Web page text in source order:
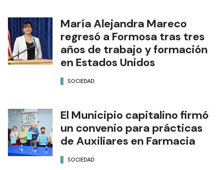
María Alejandra Mareco
regresó a Formosa tras tres
años de trabajo y formación
en Estados Unidos
El Municipio capitalino firmó
un convenio para prácticas
de Auxiliares en Farmacia